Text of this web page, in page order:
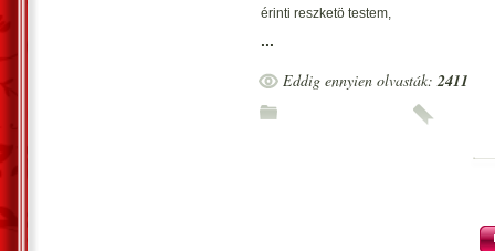
érinti reszketö testem,
Vágtató t?zmadár nem tudod mit
A sötétség ura már nem áll az utamba
...
Eddig ennyien olvasták:2411